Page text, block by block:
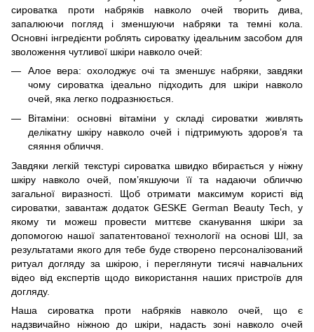
сироватка проти набряків навколо очей творить дива,
запалюючи погляд і зменшуючи набряки та темні кола.
Основні інгредієнти роблять сироватку ідеальним засобом для
зволоження чутливої шкіри навколо очей:
Алое вера: охолоджує очі та зменшує набряки, завдяки
чому сироватка ідеально підходить для шкіри навколо
очей, яка легко подразнюється.
Вітаміни: основні вітаміни у складі сироватки живлять
делікатну шкіру навколо очей і підтримують здоровʼя та
сяяння обличчя.
Завдяки легкій текстурі сироватка швидко вбирається у ніжну
шкіру навколо очей, пом’якшуючи її та надаючи обличчю
загальної виразності. Щоб отримати максимум користі від
сироватки, завантаж додаток GESKE German Beauty Tech, у
якому ти можеш провести миттєве сканування шкіри за
допомогою нашої запатентованої технології на основі ШІ, за
результатами якого для тебе буде створено персоналізований
ритуал догляду за шкірою, і переглянути тисячі навчальних
відео від експертів щодо використання наших пристроїв для
догляду.
Наша сироватка проти набряків навколо очей, що є
надзвичайно ніжною до шкіри, надасть зоні навколо очей